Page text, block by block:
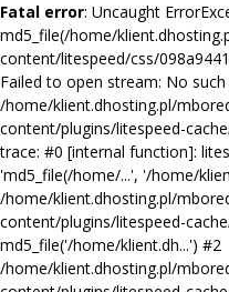
Fatal error: Uncaught
md5_file(/home/
content/litespeed/css/
Failed to open stream: No
/home/klient.dhosting.pl/
content/plugins/litespeed-
trace: #0 [internal function]:
'md5_file(/home/...', '/home/
/home/klient.dhosting.pl/
content/plugins/litespeed-
md5_file('/home/klient.dh...') #2
/home/klient.dhosting.pl/